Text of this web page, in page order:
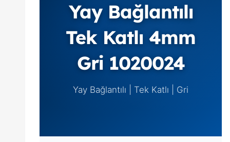
Yay Bağlantılı
Tek Katlı 4mm
Gri 1020024
Yay Bağlantılı | Tek Katlı | Gri